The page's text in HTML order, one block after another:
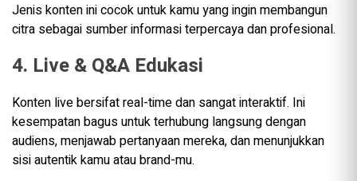
Jenis konten ini cocok untuk kamu yang ingin membangun
citra sebagai sumber informasi terpercaya dan profesional.
4. Live & Q&A Edukasi
Konten live bersifat real-time dan sangat interaktif. Ini
kesempatan bagus untuk terhubung langsung dengan
audiens, menjawab pertanyaan mereka, dan menunjukkan
sisi autentik kamu atau brand-mu.